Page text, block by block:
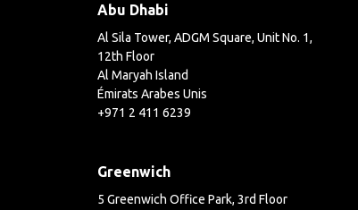
Abu Dhabi
Al Sila Tower, ADGM Square, Unit No. 1,
12th Floor
Al Maryah Island
Émirats Arabes Unis
+971 2 411 6239
Greenwich
5 Greenwich Office Park, 3rd Floor